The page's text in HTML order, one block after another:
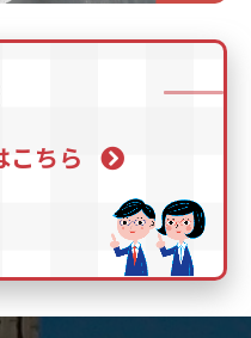
こちら